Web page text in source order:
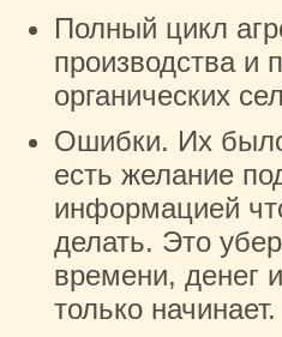
Полный цикл
производства и
органических
Ошибки. Их
есть желание
информацией
делать. Это
времени, денег
только начинает.